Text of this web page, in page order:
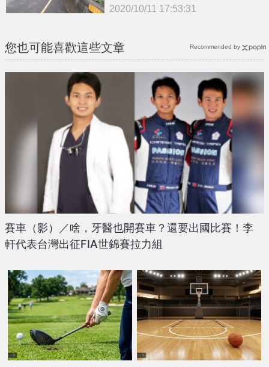
2020/10/11 17:53:31
您也可能喜歡這些文章
賽車（影）／啥，牙醫也開賽車？還要出國比賽！李
軒代表台灣出征FIA世錦賽拉力組
Recommended by